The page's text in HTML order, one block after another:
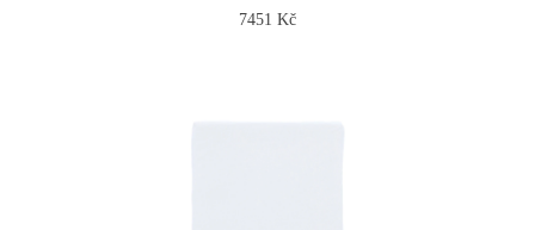
7451 Kč